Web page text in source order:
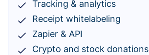
Tracking & analytics
Receipt whitelabeling
Zapier & API
Crypto and stock donations